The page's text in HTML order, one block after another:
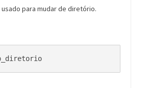
para mudar de diretório.
cd nome_do_diretorio